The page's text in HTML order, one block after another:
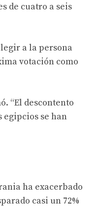
de cuatro a seis
a la persona
votación como
“El descontento
se han
ha exacerbado
casi un 72%